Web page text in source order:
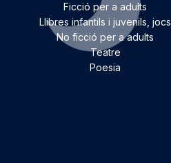
Ficció per a adults
Llibres infantils i juvenils, jocs
No ficció per a adults
Teatre
Poesia